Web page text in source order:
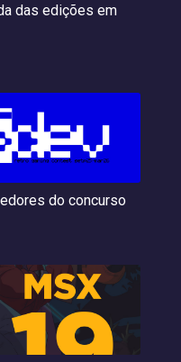
das edições em
do concurso